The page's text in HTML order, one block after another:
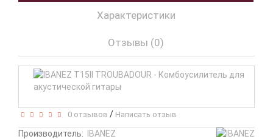
Характеристики
Отзывы (0)
0 отзывов / Написать отзыв
Производитель:
IBANEZ